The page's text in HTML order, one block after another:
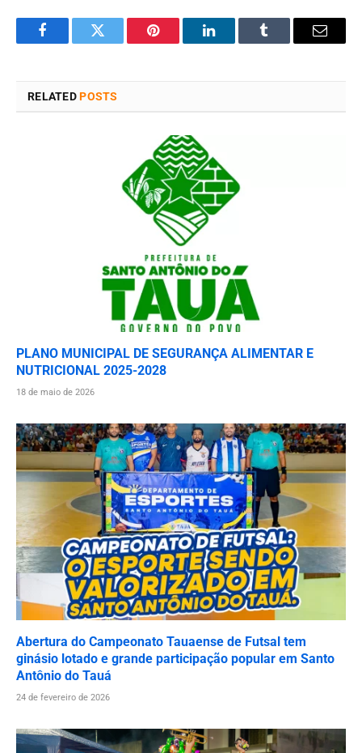
FacebookTwitter Pinterest LinkedInTumblr Email
RELATEDPOSTS
PLANO MUNICIPAL DE SEGURANÇA ALIMENTAR E
NUTRICIONAL 2025-2028
18 de maio de 2026
Abertura do Campeonato Tauaense de Futsal tem
ginásio lotado e grande participação popular em Santo
Antônio do Tauá
24 de fevereiro de 2026